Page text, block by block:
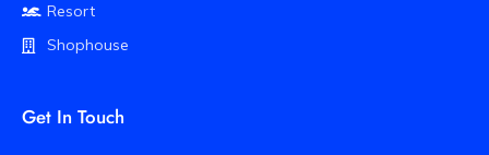
Resort
Shophouse
Get In Touch